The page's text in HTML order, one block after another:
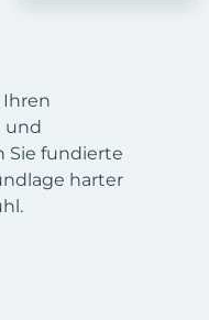
Ihren
und
Sie fundierte
harter